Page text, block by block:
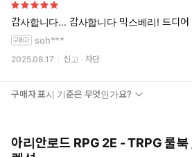
감사합니다... 감사합니다 믹스베리! 드디어
soh***
2025.08.17 신고 차단
구매자 표시 기준은 무엇인가요?
아리안로드 RPG 2E - TRPG 룰